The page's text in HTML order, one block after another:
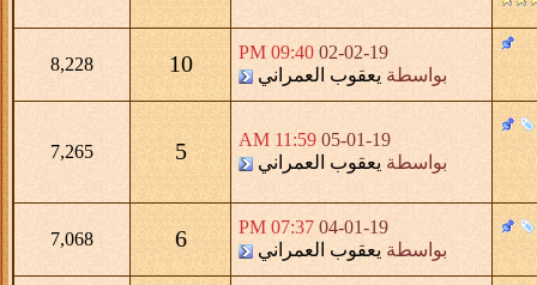
02-02-19
09:40 PM
بواسطة يعقوب العمراني 10
8,228
05-01-19
11:59 AM
بواسطة يعقوب العمراني 5
7,265
04-01-19
07:37 PM
بواسطة يعقوب العمراني 6
7,068